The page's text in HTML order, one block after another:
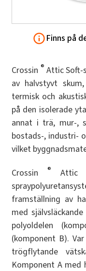
Finns på
Crossin ® Attic Soft-
av halvstyvt
termisk och
på den isolerade
annat i trä, mur-,
bostads-, industri-
vilket
Crossin®
Attic
framställning av
med
polyoldelen
(komponent B).
trögflytande
Komponent A med